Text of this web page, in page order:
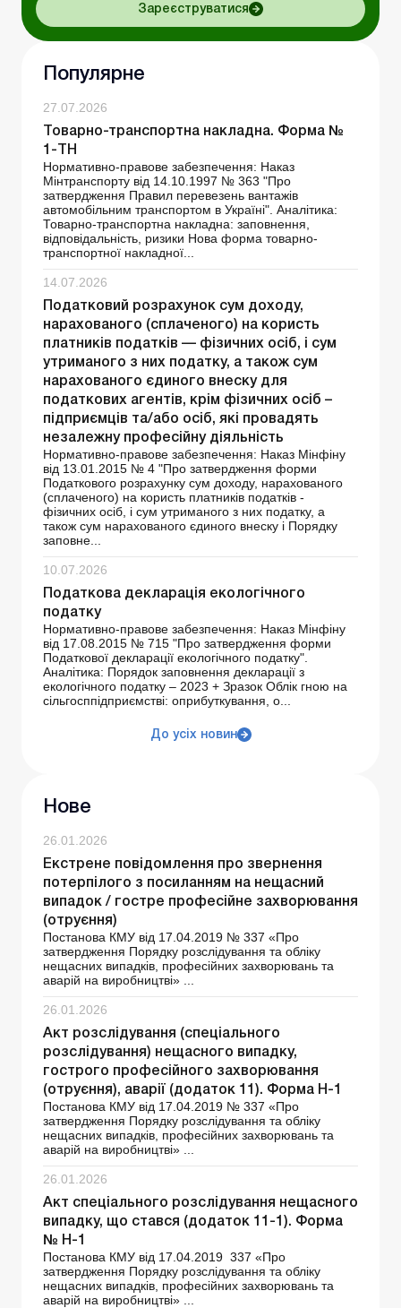
Зареєструватися
Популярне
27.07.2026
Товарно-транспортна накладна. Форма №
1-ТН
Нормативно-правове забезпечення: Наказ
Мінтранспорту від 14.10.1997 № 363 "Про
затвердження Правил перевезень вантажів
автомобільним транспортом в Україні". Аналітика:
Товарно-транспортна накладна: заповнення,
відповідальність, ризики Нова форма товарно-
транспортної накладної...
14.07.2026
Податковий розрахунок сум доходу,
нарахованого (сплаченого) на користь
платників податків — фізичних осіб, і сум
утриманого з них податку, а також сум
нарахованого єдиного внеску для
податкових агентів, крім фізичних осіб –
підприємців та/або осіб, які провадять
незалежну професійну діяльність
Нормативно-правове забезпечення: Наказ Мінфіну
від 13.01.2015 № 4 "Про затвердження форми
Податкового розрахунку сум доходу, нарахованого
(сплаченого) на користь платників податків -
фізичних осіб, і сум утриманого з них податку, а
також сум нарахованого єдиного внеску і Порядку
заповне...
10.07.2026
Податкова декларація екологічного
податку
Нормативно-правове забезпечення: Наказ Мінфіну
від 17.08.2015 № 715 "Про затвердження форми
Податкової декларації екологічного податку".
Аналітика: Порядок заповнення декларації з
екологічного податку – 2023 + Зразок Облік гною на
сільгосппідприємстві: оприбуткування, о...
До усіх новин
Нове
26.01.2026
Екстрене повідомлення про звернення
потерпілого з посиланням на нещасний
випадок / гостре професійне захворювання
(отруєння)
Постанова КМУ від 17.04.2019 № 337 «Про
затвердження Порядку розслідування та обліку
нещасних випадків, професійних захворювань та
аварій на виробництві» ...
26.01.2026
Акт розслідування (спеціального
розслідування) нещасного випадку,
гострого професійного захворювання
(отруєння), аварії (додаток 11). Форма Н-1
Постанова КМУ від 17.04.2019 № 337 «Про
затвердження Порядку розслідування та обліку
нещасних випадків, професійних захворювань та
аварій на виробництві» ...
26.01.2026
Акт спеціального розслідування нещасного
випадку, що стався (додаток 11-1). Форма
№ Н-1
Постанова КМУ від 17.04.2019 337 «Про
затвердження Порядку розслідування та обліку
нещасних випадків, професійних захворювань та
аварій на виробництві» ...